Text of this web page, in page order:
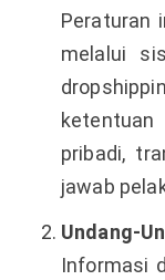
Peraturan
melalui
pribadi,
jawab
Undang-
Informasi